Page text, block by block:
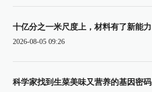
十亿分之一米尺度上，材料有了新能力
2026-08-05 09:26
科学家找到生菜美味又营养的基因密码